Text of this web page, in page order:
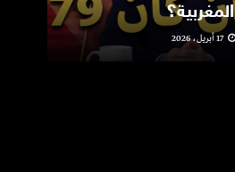
المغربية؟
17 أبريل، 2026